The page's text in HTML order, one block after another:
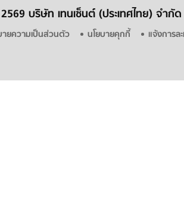
2569 บริษัท เทนเซ็นต์ (ประเทศไทย) จำกัด
ายความเป็นส่วนตัว นโยบายคุกกี้ แจ้งการล